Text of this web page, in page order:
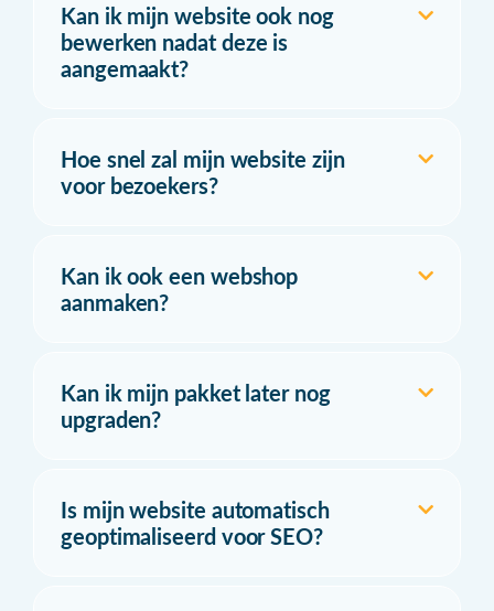
Kan ik mijn website ook nog
bewerken nadat deze is
aangemaakt?
Hoe snel zal mijn website zijn
voor bezoekers?
Kan ik ook een webshop
aanmaken?
Kan ik mijn pakket later nog
upgraden?
Is mijn website automatisch
geoptimaliseerd voor SEO?